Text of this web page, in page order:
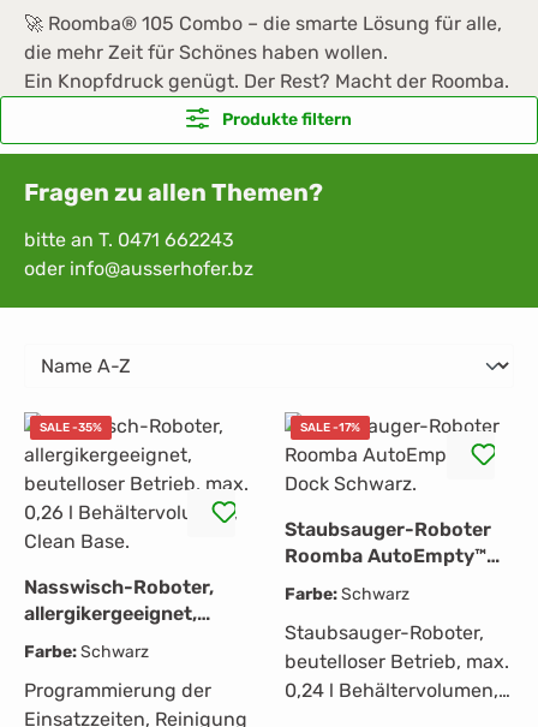
🚀 Roomba® 105 Combo – die smarte Lösung für alle,
die mehr Zeit für Schönes haben wollen.
Ein Knopfdruck genügt. Der Rest? Macht der Roomba.
Produkte filtern
Fragen zu allen Themen?
bitte an T. 0471 662243
oder info@ausserhofer.bz
SALE -35%
Nasswisch-Roboter,
allergikergeeignet,
beutelloser Betrieb,
Behältervolumen, Clean
Base.
Farbe:Schwarz
Programmierung der
Einsatzzeiten, Reinigung
SALE -17%
Staubsauger-Roboter
Roomba AutoEmpty™
Dock Schwarz.
Farbe:Schwarz
Staubsauger-Roboter,
beutelloser Betrieb, max.
0,24 l Behältervolumen,